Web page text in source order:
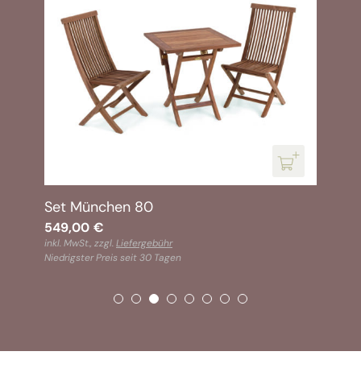
Set München 80
549,00 €
inkl. MwSt., zzgl.Liefergebühr
Niedrigster Preis seit 30 Tagen